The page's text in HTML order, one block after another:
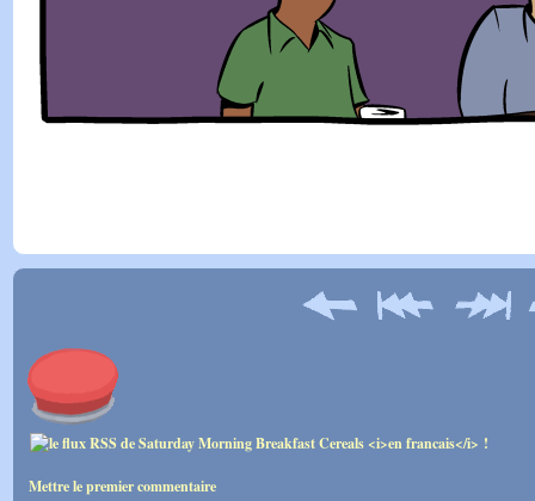
Mettre le premier commentaire